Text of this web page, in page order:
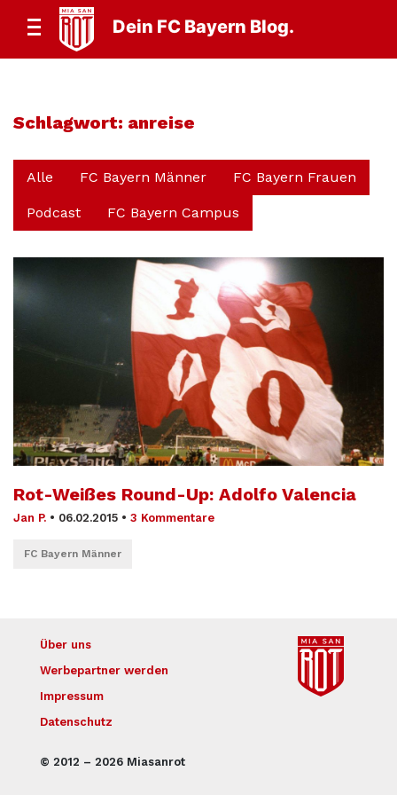
Dein FC Bayern Blog.
Schlagwort: anreise
Alle FC Bayern Männer FC Bayern Frauen
Podcast FC Bayern Campus
Rot-Weißes Round-Up: Adolfo Valencia
Jan P. • 06.02.2015 • 3 Kommentare
FC Bayern Männer
© 2012 – 2026 Miasanrot
Über uns
Werbepartner werden
Impressum
Datenschutz